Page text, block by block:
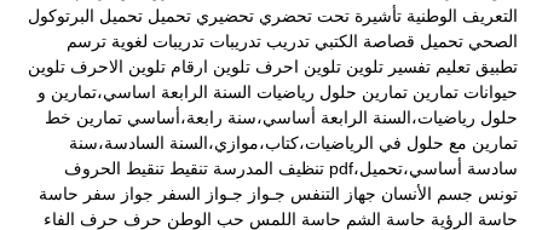
التعريف الوطنية تأشيرة تحت تحضري تحضيري تحميل تحميل البرتوكول
الصحي تحميل قصاصة الكتبي تدريب تدريبات تدريبات لغوية ترسم
تطبيق تعليم تفسير تلوين تلوين احرف تلوين ارقام تلوين الاحرف تلوين
حيوانات تمارين تمارين حلول رياضيات السنة الرابعة اساسي،تمارين و
حلول رياضيات،السنة الرابعة أساسي،سنة رابعة،أساسي تمارين خط
تمارين مع حلول في الرياضيات،كتاب،موازي،السنة السادسة،سنة
سادسة أساسي،تحميل،pdf
تنظيف المدرسة تنقيط تنقيط الحروف
تونس جسم الأنسان جهاز التنفس جـواز جـواز السفر جواز سفر حاسة
حاسة الرؤية حاسة الشم حاسة اللمس حب الوطن حرف حرف الفاء